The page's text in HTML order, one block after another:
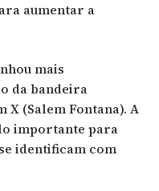
aumentar a
mais
da bandeira
X (Salem Fontana). A
importante para
identificam com